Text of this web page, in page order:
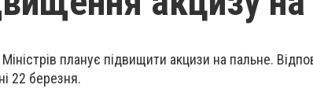
Міністрів планує підвищити акцизи на пальне.
22 березня.